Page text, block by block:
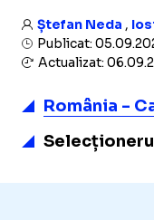
Ștefan Neda ,
Publicat:
Actualizat:
România -